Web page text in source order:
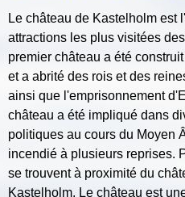
Le château de Kastelholm est
attractions les plus visitées
premier château a été
et a abrité des rois et des
ainsi que l'emprisonnement
château a été impliqué dans
politiques au cours du Moyen
incendié à plusieurs reprises.
se trouvent à proximité du
Kastelholm. Le château est